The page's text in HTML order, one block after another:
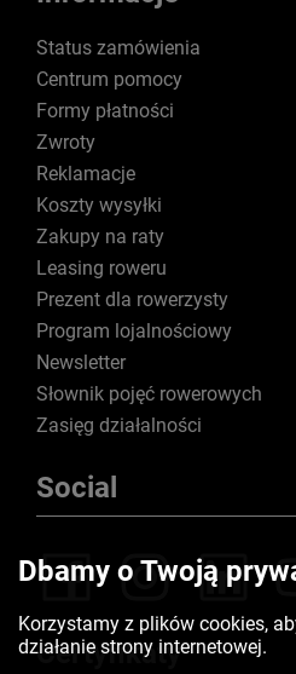
Status zamówienia
Centrum pomocy
Formy płatności
Zwroty
Reklamacje
Koszty wysyłki
Zakupy na raty
Leasing roweru
Prezent dla rowerzysty
Program lojalnościowy
Newsletter
Słownik pojęć rowerowych
Zasięg działalności
Social
Certyfikaty
Dbamy o Twoją
Korzystamy z plików cookies,
działanie strony internetowej.